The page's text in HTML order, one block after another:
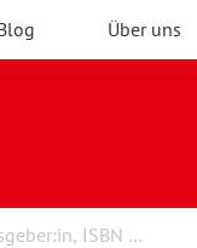
Über uns